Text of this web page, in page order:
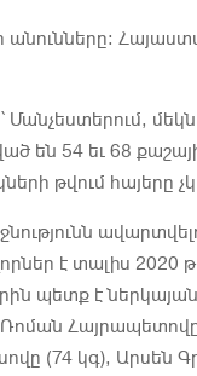
անունները:
են 54 եւ 68
թվում հայերը
է տալիս
պետք է
(74 կգ), Արսեն